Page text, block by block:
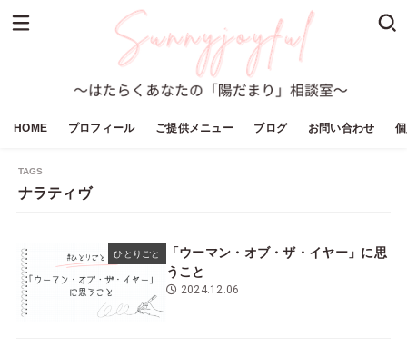
HOME プロフィール ご提供メニュー ブログ お問い合わせ
ナラティヴ
ひとりごと
「ウーマン・オブ・ザ・イヤー」に思
うこと
2024.12.06